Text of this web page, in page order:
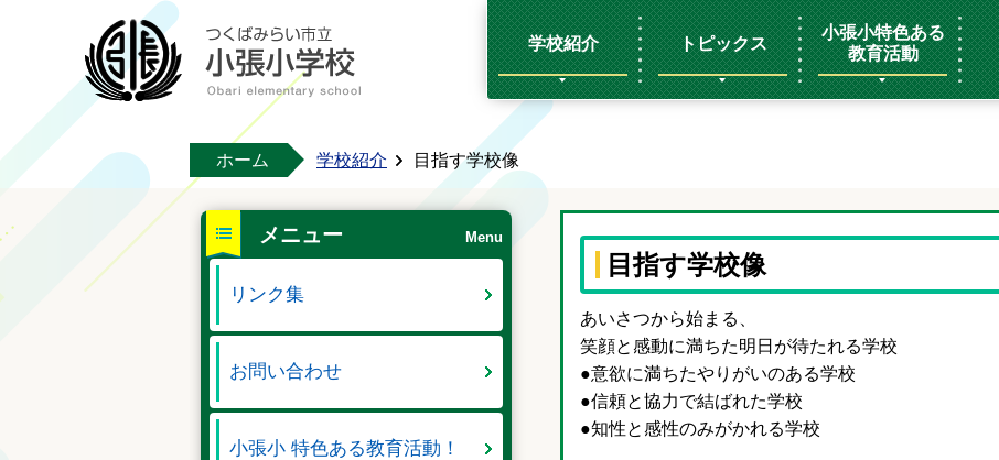
学校紹介 トピックス
小張小特色ある
教育活動
ホーム 学校紹介 目指す学校像
目指す学校像
あいさつから始まる、
笑顔と感動に満ちた明日が待たれる学校
●意欲に満ちたやりがいのある学校
●信頼と協力で結ばれた学校
●知性と感性のみがかれる学校
メニュー Menu
リンク集
お問い合わせ
小張小 特色ある教育活動！